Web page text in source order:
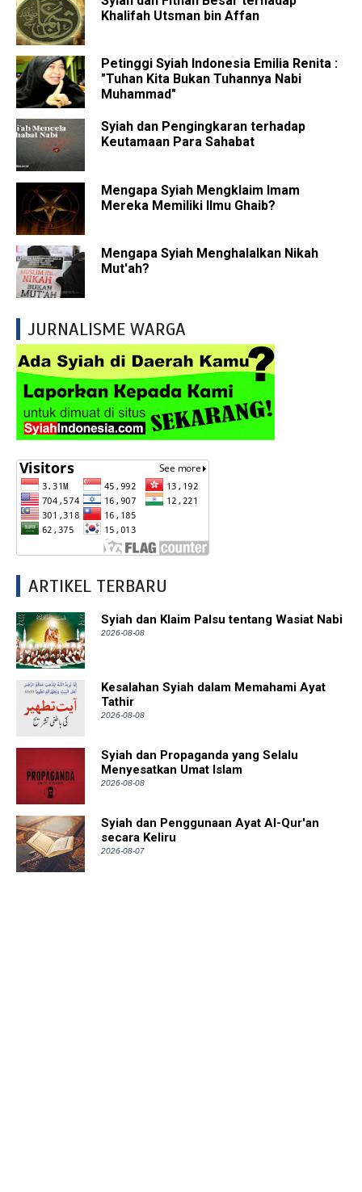
Khalifah Utsman bin Affan
Petinggi Syiah Indonesia Emilia Renita :
"Tuhan Kita Bukan Tuhannya Nabi
Muhammad"
Syiah dan Pengingkaran terhadap
Keutamaan Para Sahabat
Mengapa Syiah Mengklaim Imam
Mereka Memiliki Ilmu Ghaib?
Mengapa Syiah Menghalalkan Nikah
Mut'ah?
JURNALISME WARGA
ARTIKEL TERBARU
Syiah dan Klaim Palsu tentang Wasiat Nabi
2026-08-08
Kesalahan Syiah dalam Memahami Ayat
Tathir
2026-08-08
Syiah dan Propaganda yang Selalu
Menyesatkan Umat Islam
2026-08-08
Syiah dan Penggunaan Ayat Al-Qur'an
secara Keliru
2026-08-07